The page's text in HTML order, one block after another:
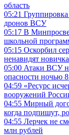
область
05:21
дронов ВСУ
05:17 В
школьной
05:15 Оскорбил
ненавидят
05:00 Атаки ВСУ
опасности ночью 8
04:59 «Ресурс
вооружений
04:55 Мирный
когда подпишут,
04:55 Лерчек не
млн рублей